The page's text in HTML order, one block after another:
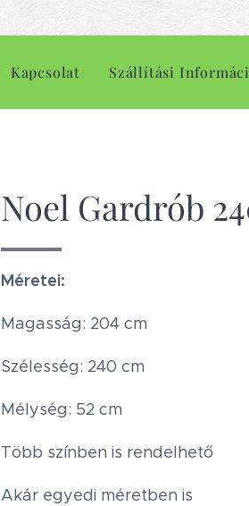
Kapcsolat Szállítási
Noel Gardrób
Méretei:
Magasság: 204 cm
Szélesség: 240 cm
Mélység: 52 cm
Több színben is rendelhető
Akár egyedi méretben is